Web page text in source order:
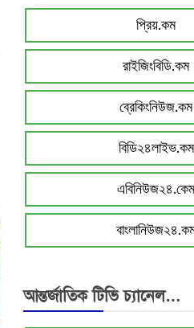
প্রিয়.কম
রাইজিংবিডি.কম
ব্রেকিংনিউজ.কম
বিডি২৪লাইভ.কম
এবিনিউজ২৪.কেম
আন্তর্জাতিক টিভি চ্যানেল…